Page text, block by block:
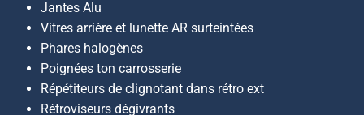
Jantes Alu
Vitres arrière et lunette AR surteintées
Phares halogènes
Poignées ton carrosserie
Répétiteurs de clignotant dans rétro ext
Rétroviseurs dégivrants